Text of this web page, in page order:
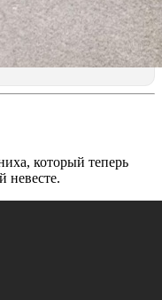
который теперь
невесте.